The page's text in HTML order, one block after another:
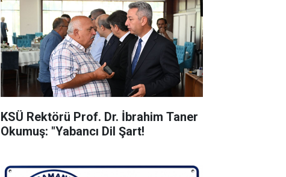
KSÜ Rektörü Prof. Dr. İbrahim Taner
Okumuş: "Yabancı Dil Şart!